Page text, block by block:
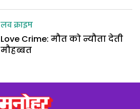
लव क्राइम
Love Crime: मौत को न्यौता देती
मौहब्बत